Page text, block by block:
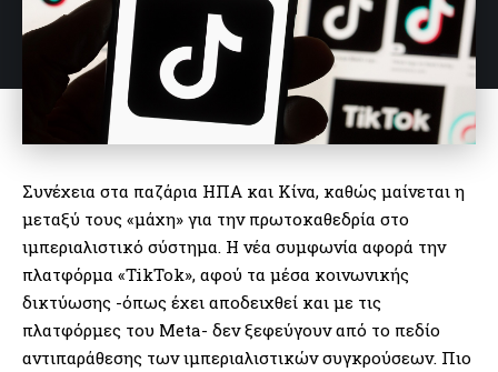
Συνέχεια στα παζάρια ΗΠΑ και Κίνα, καθώς μαίνεται η
μεταξύ τους «μάχη» για την πρωτοκαθεδρία στο
ιμπεριαλιστικό σύστημα. Η νέα συμφωνία αφορά την
πλατφόρμα «TikTok», αφού τα μέσα κοινωνικής
δικτύωσης -όπως έχει αποδειχθεί και με τις
πλατφόρμες του Meta- δεν ξεφεύγουν από το πεδίο
αντιπαράθεσης των ιμπεριαλιστικών συγκρούσεων. Πιο